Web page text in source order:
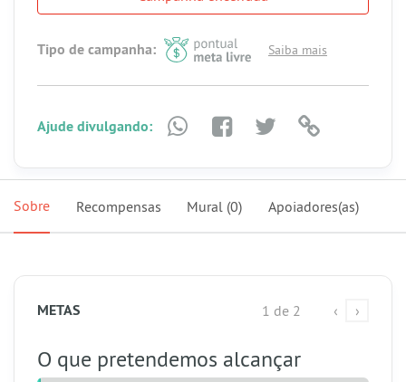
Tipo de campanha: Saiba mais
Ajude divulgando:
Sobre Recompensas Mural (0) Apoiadores(as)
METAS 1 de 2 ‹ ›
O que pretendemos alcançar